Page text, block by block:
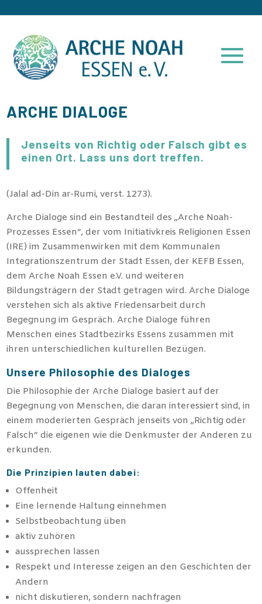
ARCHE DIALOGE
Jenseits von Richtig oder Falsch gibt es
einen Ort. Lass uns dort treffen.
(Jalal ad-Din ar-Rumi, verst. 1273).
Arche Dialoge sind ein Bestandteil des „Arche Noah-
Prozesses Essen“, der vom Initiativkreis Religionen Essen
(IRE) im Zusammenwirken mit dem Kommunalen
Integrationszentrum der Stadt Essen, der KEFB Essen,
dem Arche Noah Essen e.V. und weiteren
Bildungsträgern der Stadt getragen wird. Arche Dialoge
verstehen sich als aktive Friedensarbeit durch
Begegnung im Gespräch. Arche Dialoge führen
Menschen eines Stadtbezirks Essens zusammen mit
ihren unterschiedlichen kulturellen Bezügen.
Unsere Philosophie des Dialoges
Die Philosophie der Arche Dialoge basiert auf der
Begegnung von Menschen, die daran interessiert sind, in
einem moderierten Gespräch jenseits von „Richtig oder
Falsch“ die eigenen wie die Denkmuster der Anderen zu
erkunden.
Die Prinzipien lauten dabei:
Offenheit
Eine lernende Haltung einnehmen
Selbstbeobachtung üben
aktiv zuhören
aussprechen lassen
Respekt und Interesse zeigen an den Geschichten der
Andern
nicht diskutieren, sondern nachfragen